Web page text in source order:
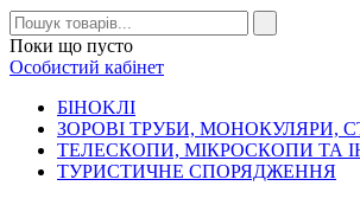
Поки що пусто
Особистий кабінет
БIHOKЛI
ЗОРОВІ ТРУБИ, МОНОКУЛЯРИ,
ТЕЛЕСКОПИ, МІКРОСКОПИ ТА
ТУРИСТИЧНЕ СПОРЯДЖЕННЯ